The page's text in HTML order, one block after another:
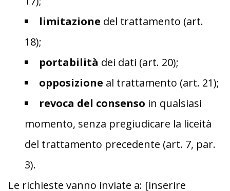
limitazione del trattamento (art.
18);
portabilità dei dati (art. 20);
opposizione al trattamento (art. 21);
revoca del consenso in qualsiasi
momento, senza pregiudicare la liceità
del trattamento precedente (art. 7, par.
3).
Le richieste vanno inviate a: [inserire